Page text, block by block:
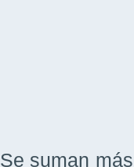
Se suman